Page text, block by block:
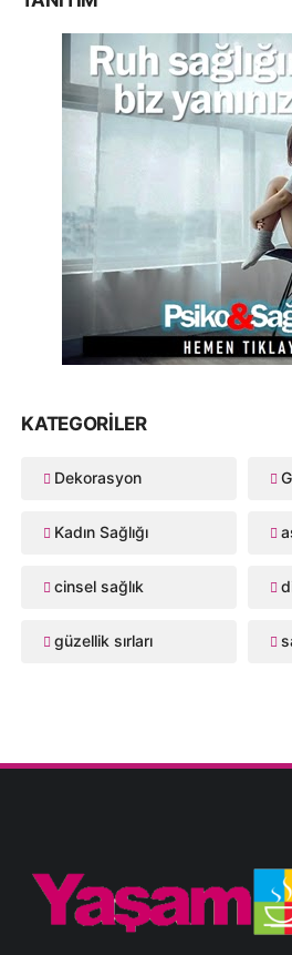
KATEGORILER
Dekorasyon
Kadın Sağlığı
cinsel sağlık
güzellik sırları